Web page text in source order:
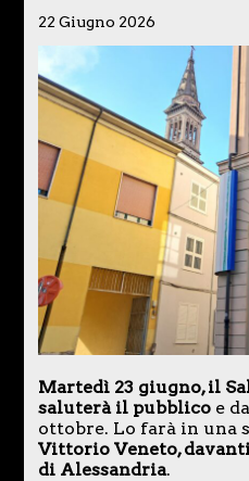
22 Giugno 2026
Martedì 23 giugno, il
saluterà il pubblico e
ottobre. Lo farà in una
Vittorio Veneto,
di Alessandria.